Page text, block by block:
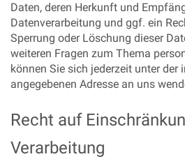
Daten, deren Herkunft und
Datenverarbeitung und ggf. ein
Sperrung oder Löschung dieser
weiteren Fragen zum Thema
können Sie sich jederzeit unter der
angegebenen Adresse an uns
Recht auf
Verarbeitung